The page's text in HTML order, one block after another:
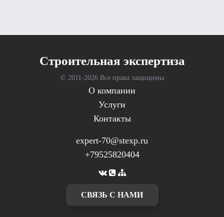
Cтроительная экспертиза
© 2011-2026 Все права защищены
О компании
Услуги
Контакты
expert-70@stexp.ru
+79525820404
CВЯЗЬ С НАМИ